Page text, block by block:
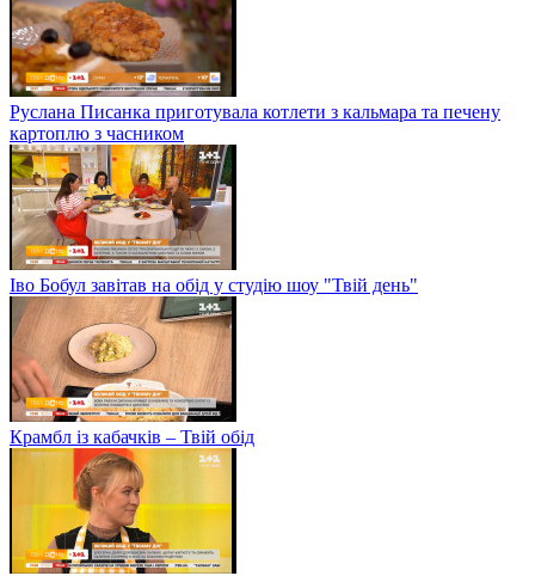
Руслана Писанка приготувала котлети з кальмара та печену
картоплю з часником
Іво Бобул завітав на обід у студію шоу "Твій день"
Крамбл із кабачків – Твій обід